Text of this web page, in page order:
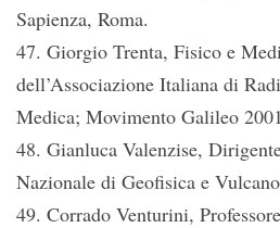
Sapienza, Roma.
47. Giorgio Trenta, Fisico e
dell’Associazione Italiana di
Medica; Movimento Galileo
48. Gianluca Valenzise,
Nazionale di Geofisica e
49. Corrado Venturini,